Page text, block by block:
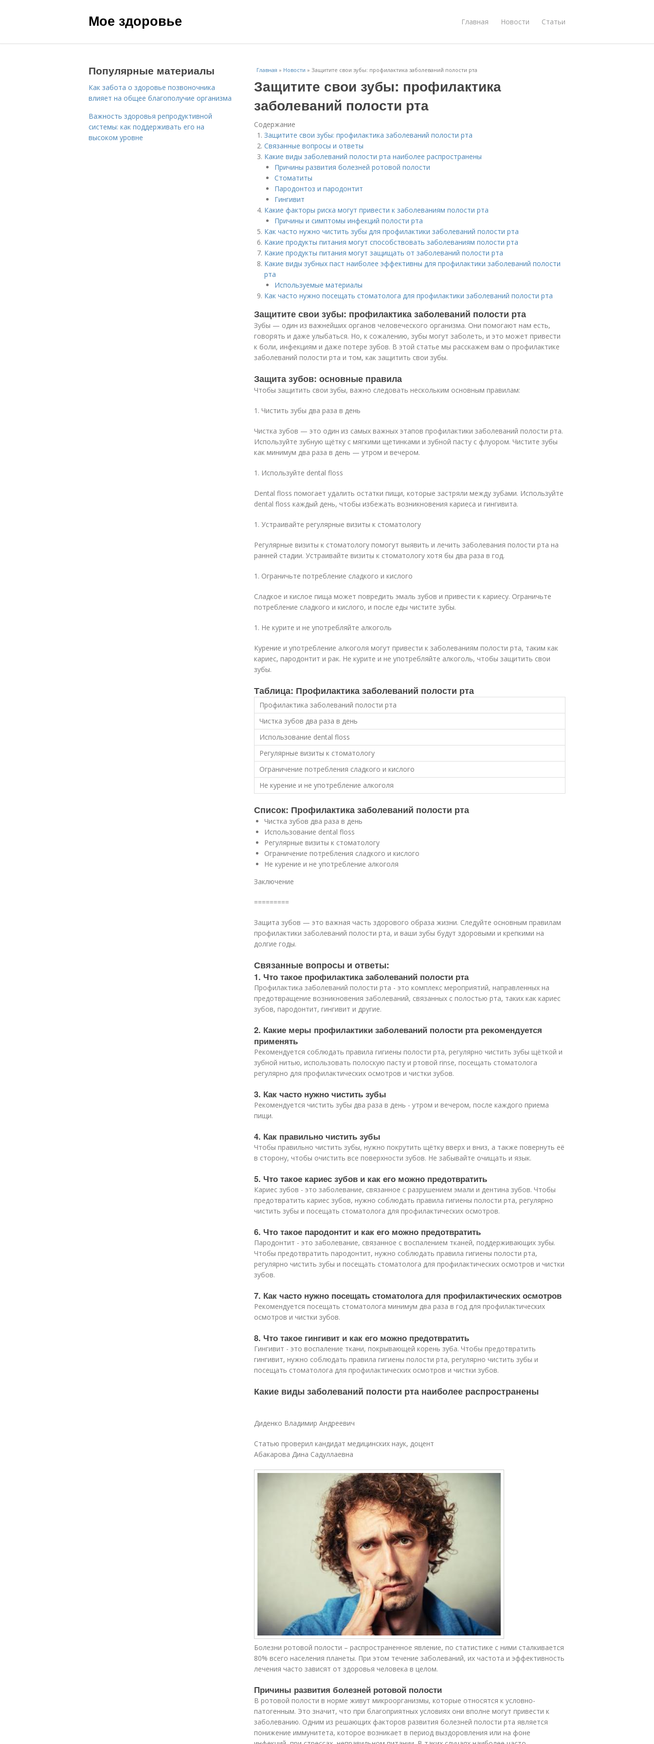
Мое здоровье Главная Новости Статьи
Главная » Новости » Защитите свои зубы: профилактика заболеваний полости рта
Защитите свои зубы: профилактика
заболеваний полости рта
Содержание
Защитите свои зубы: профилактика заболеваний полости рта
Связанные вопросы и ответы
Какие виды заболеваний полости рта наиболее распространены
Причины развития болезней ротовой полости
Стоматиты
Пародонтоз и пародонтит
Гингивит
Какие факторы риска могут привести к заболеваниям полости рта
Причины и симптомы инфекций полости рта
Как часто нужно чистить зубы для профилактики заболеваний полости рта
Какие продукты питания могут способствовать заболеваниям полости рта
Какие продукты питания могут защищать от заболеваний полости рта
Какие виды зубных паст наиболее эффективны для профилактики заболеваний полости
рта
Используемые материалы
Как часто нужно посещать стоматолога для профилактики заболеваний полости рта
Защитите свои зубы: профилактика заболеваний полости рта
Зубы — один из важнейших органов человеческого организма. Они помогают нам есть,
говорять и даже улыбаться. Но, к сожалению, зубы могут заболеть, и это может привести
к боли, инфекциям и даже потере зубов. В этой статье мы расскажем вам о профилактике
заболеваний полости рта и том, как защитить свои зубы.
Защита зубов: основные правила
Чтобы защитить свои зубы, важно следовать нескольким основным правилам:
1. Чистить зубы два раза в день
Чистка зубов — это один из самых важных этапов профилактики заболеваний полости рта.
Используйте зубную щётку с мягкими щетинками и зубной пасту с флуором. Чистите зубы
как минимум два раза в день — утром и вечером.
1. Используйте dental floss
Dental floss помогает удалить остатки пищи, которые застряли между зубами. Используйте
dental floss каждый день, чтобы избежать возникновения кариеса и гингивита.
1. Устраивайте регулярные визиты к стоматологу
Регулярные визиты к стоматологу помогут выявить и лечить заболевания полости рта на
ранней стадии. Устраивайте визиты к стоматологу хотя бы два раза в год.
1. Ограничьте потребление сладкого и кислого
Сладкое и кислое пища может повредить эмаль зубов и привести к кариесу. Ограничьте
потребление сладкого и кислого, и после еды чистите зубы.
1. Не курите и не употребляйте алкоголь
Курение и употребление алкоголя могут привести к заболеваниям полости рта, таким как
кариес, пародонтит и рак. Не курите и не употребляйте алкоголь, чтобы защитить свои
зубы.
Таблица: Профилактика заболеваний полости рта
Профилактика заболеваний полости рта
Чистка зубов два раза в день
Использование dental floss
Регулярные визиты к стоматологу
Ограничение потребления сладкого и кислого
Не курение и не употребление алкоголя
Список: Профилактика заболеваний полости рта
Чистка зубов два раза в день
Использование dental floss
Регулярные визиты к стоматологу
Ограничение потребления сладкого и кислого
Не курение и не употребление алкоголя
Заключение
=========
Защита зубов — это важная часть здорового образа жизни. Следуйте основным правилам
профилактики заболеваний полости рта, и ваши зубы будут здоровыми и крепкими на
долгие годы.
Связанные вопросы и ответы:
1. Что такое профилактика заболеваний полости рта
Профилактика заболеваний полости рта - это комплекс мероприятий, направленных на
предотвращение возникновения заболеваний, связанных с полостью рта, таких как кариес
зубов, пародонтит, гингивит и другие.
2. Какие меры профилактики заболеваний полости рта рекомендуется
применять
Рекомендуется соблюдать правила гигиены полости рта, регулярно чистить зубы щёткой и
зубной нитью, использовать полоскую пасту и ртовой rinse, посещать стоматолога
регулярно для профилактических осмотров и чистки зубов.
3. Как часто нужно чистить зубы
Рекомендуется чистить зубы два раза в день - утром и вечером, после каждого приема
пищи.
4. Как правильно чистить зубы
Чтобы правильно чистить зубы, нужно покрутить щётку вверх и вниз, а также повернуть её
в сторону, чтобы очистить все поверхности зубов. Не забывайте очищать и язык.
5. Что такое кариес зубов и как его можно предотвратить
Кариес зубов - это заболевание, связанное с разрушением эмали и дентина зубов. Чтобы
предотвратить кариес зубов, нужно соблюдать правила гигиены полости рта, регулярно
чистить зубы и посещать стоматолога для профилактических осмотров.
6. Что такое пародонтит и как его можно предотвратить
Пародонтит - это заболевание, связанное с воспалением тканей, поддерживающих зубы.
Чтобы предотвратить пародонтит, нужно соблюдать правила гигиены полости рта,
регулярно чистить зубы и посещать стоматолога для профилактических осмотров и чистки
зубов.
7. Как часто нужно посещать стоматолога для профилактических осмотров
Рекомендуется посещать стоматолога минимум два раза в год для профилактических
осмотров и чистки зубов.
8. Что такое гингивит и как его можно предотвратить
Гингивит - это воспаление ткани, покрывающей корень зуба. Чтобы предотвратить
гингивит, нужно соблюдать правила гигиены полости рта, регулярно чистить зубы и
посещать стоматолога для профилактических осмотров и чистки зубов.
Какие виды заболеваний полости рта наиболее распространены
Диденко Владимир Андреевич
Статью проверил кандидат медицинских наук, доцент
Абакарова Дина Садуллаевна
Болезни ротовой полости – распространенное явление, по статистике с ними сталкивается
80% всего населения планеты. При этом течение заболеваний, их частота и эффективность
лечения часто зависят от здоровья человека в целом.
Причины развития болезней ротовой полости
В ротовой полости в норме живут микроорганизмы, которые относятся к условно-
патогенным. Это значит, что при благоприятных условиях они вполне могут привести к
заболеванию. Одним из решающих факторов развития болезней полости рта является
понижение иммунитета, которое возникает в период выздоровления или на фоне
Популярные материалы
Как забота о здоровье позвоночника
влияет на общее благополучие организма
Важность здоровья репродуктивной
системы: как поддерживать его на
высоком уровне